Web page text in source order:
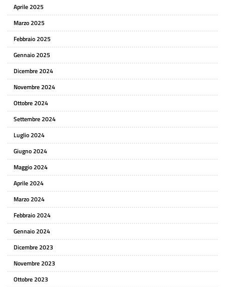
Aprile 2025
Marzo 2025
Febbraio 2025
Gennaio 2025
Dicembre 2024
Novembre 2024
Ottobre 2024
Settembre 2024
Luglio 2024
Giugno 2024
Maggio 2024
Aprile 2024
Marzo 2024
Febbraio 2024
Gennaio 2024
Dicembre 2023
Novembre 2023
Ottobre 2023